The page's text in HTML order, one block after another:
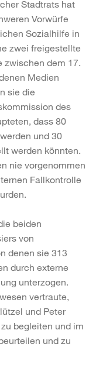
Stadtrats hat
Vorwürfe
Sozialhilfe in
zwei freigestellte
dem 17.
Medien
sie die
des
dass 80
und 30
werden könnten.
nie vorgenommen
Fallkontrolle
beiden
von
denen sie 313
durch externe
unterzogen.
vertraute,
und Peter
begleiten und im
und zu